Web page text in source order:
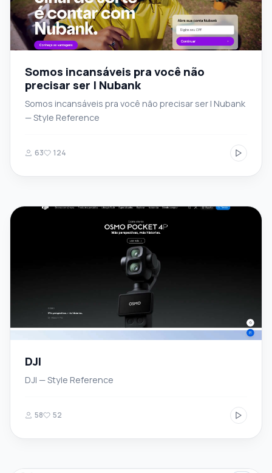
Somos incansáveis pra você não
precisar ser | Nubank
Somos incansáveis pra você não precisar ser | Nubank
— Style Reference
63 124
DJI
DJI — Style Reference
58 52